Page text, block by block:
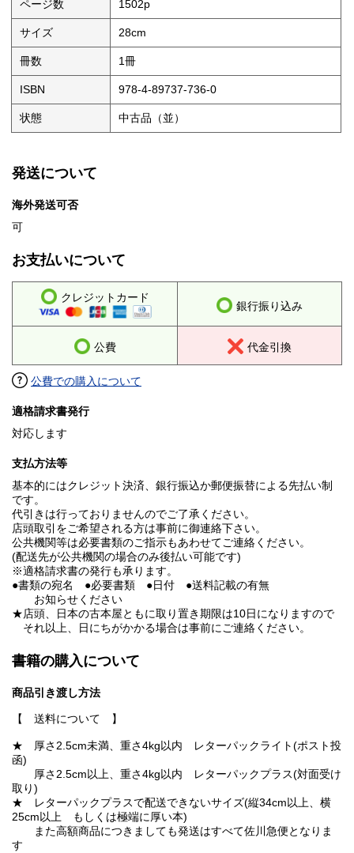
ページ数 1502p
サイズ 28cm
冊数 1冊
ISBN 978-4-89737-736-0
状態 中古品（並）
発送について
海外発送可否
可
お支払いについて
クレジットカード
銀行振り込み
公費 代金引換
公費での購入について
適格請求書発行
対応します
支払方法等
基本的にはクレジット決済、銀行振込か郵便振替による先払い制
です。
代引きは行っておりませんのでご了承ください。
店頭取引をご希望される方は事前に御連絡下さい。
公共機関等は必要書類のご指示もあわせてご連絡ください。
(配送先が公共機関の場合のみ後払い可能です)
※適格請求書の発行も承ります。
●書類の宛名 ●必要書類 ●日付 ●送料記載の有無
お知らせください
★店頭、日本の古本屋ともに取り置き期限は10日になりますので
それ以上、日にちがかかる場合は事前にご連絡ください。
書籍の購入について
商品引き渡し方法
【 送料について 】
★ 厚さ2.5cm未満、重さ4kg以内 レターパックライト(ポスト投
函)
厚さ2.5cm以上、重さ4kg以内 レターパックプラス(対面受け
取り)
★ レターパックプラスで配送できないサイズ(縦34cm以上、横
25cm以上 もしくは極端に厚い本)
また高額商品につきましても発送はすべて佐川急便となりま
す